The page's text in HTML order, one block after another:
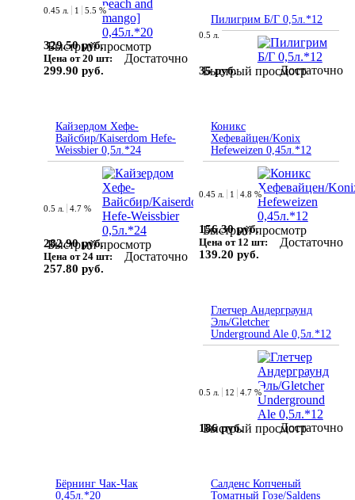
Быстрый просмотр
0.45 л. 1 5.5 %
329.50 руб.
Цена от 20 шт:
299.90 руб.
Достаточно
Пилигрим Б/Г 0,5л.*12
Быстрый просмотр
0.5 л.
35 руб. Достаточно
Кайзердом Хефе-
Вайсбир/Kaiserdom Hefe-
Weissbier 0,5л.*24
Быстрый просмотр
0.5 л. 4.7 %
282.90 руб.
Цена от 24 шт:
257.80 руб.
Достаточно
Коникс
Хефевайцен/Konix
Hefeweizen 0,45л.*12
Быстрый просмотр
0.45 л. 1 4.8 %
156.30 руб.
Цена от 12 шт:
139.20 руб.
Достаточно
Глетчер Андерграунд
Эль/Gletcher
Underground Ale 0,5л.*12
Быстрый просмотр
0.5 л. 12 4.7 %
186 руб. Достаточно
Бёрнинг Чак-Чак
0,45л.*20
Салденс Копченый
Томатный Гозе/Saldens